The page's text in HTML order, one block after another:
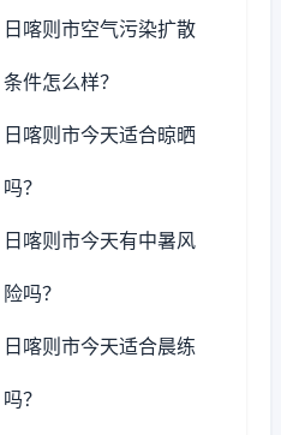
日喀则市空气污染扩散
条件怎么样？
日喀则市今天适合晾晒
吗？
日喀则市今天有中暑风
险吗？
日喀则市今天适合晨练
吗？